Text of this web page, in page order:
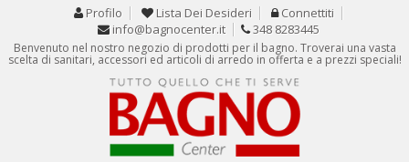
Profilo Lista Dei Desideri
Connettiti
info@bagnocenter.it
348 8283445
Benvenuto nel nostro negozio di prodotti per il bagno. Troverai una vasta
scelta di sanitari, accessori ed articoli di arredo in offerta e a prezzi speciali!